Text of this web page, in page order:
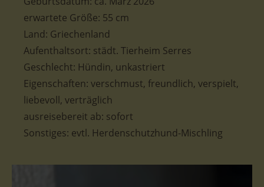
erwartete Größe: 55 cm
Land: Griechenland
Aufenthaltsort: städt. Tierheim Serres
Geschlecht: Hündin, unkastriert
Eigenschaften: verschmust, freundlich, verspielt,
liebevoll, verträglich
ausreisebereit ab: sofort
Sonstiges: evtl. Herdenschutzhund-Mischling